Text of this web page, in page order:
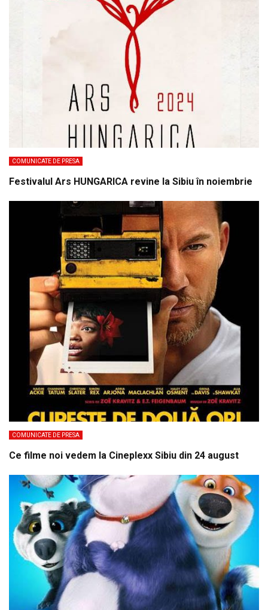
COMUNICATE DE PRESA
Festivalul Ars HUNGARICA revine la Sibiu în noiembrie
COMUNICATE DE PRESA
Ce filme noi vedem la Cineplexx Sibiu din 24 august